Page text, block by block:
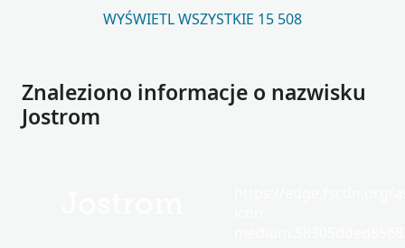
WYŚWIETL WSZYSTKIE 15 508
Znaleziono informacje o nazwisku
Jostrom